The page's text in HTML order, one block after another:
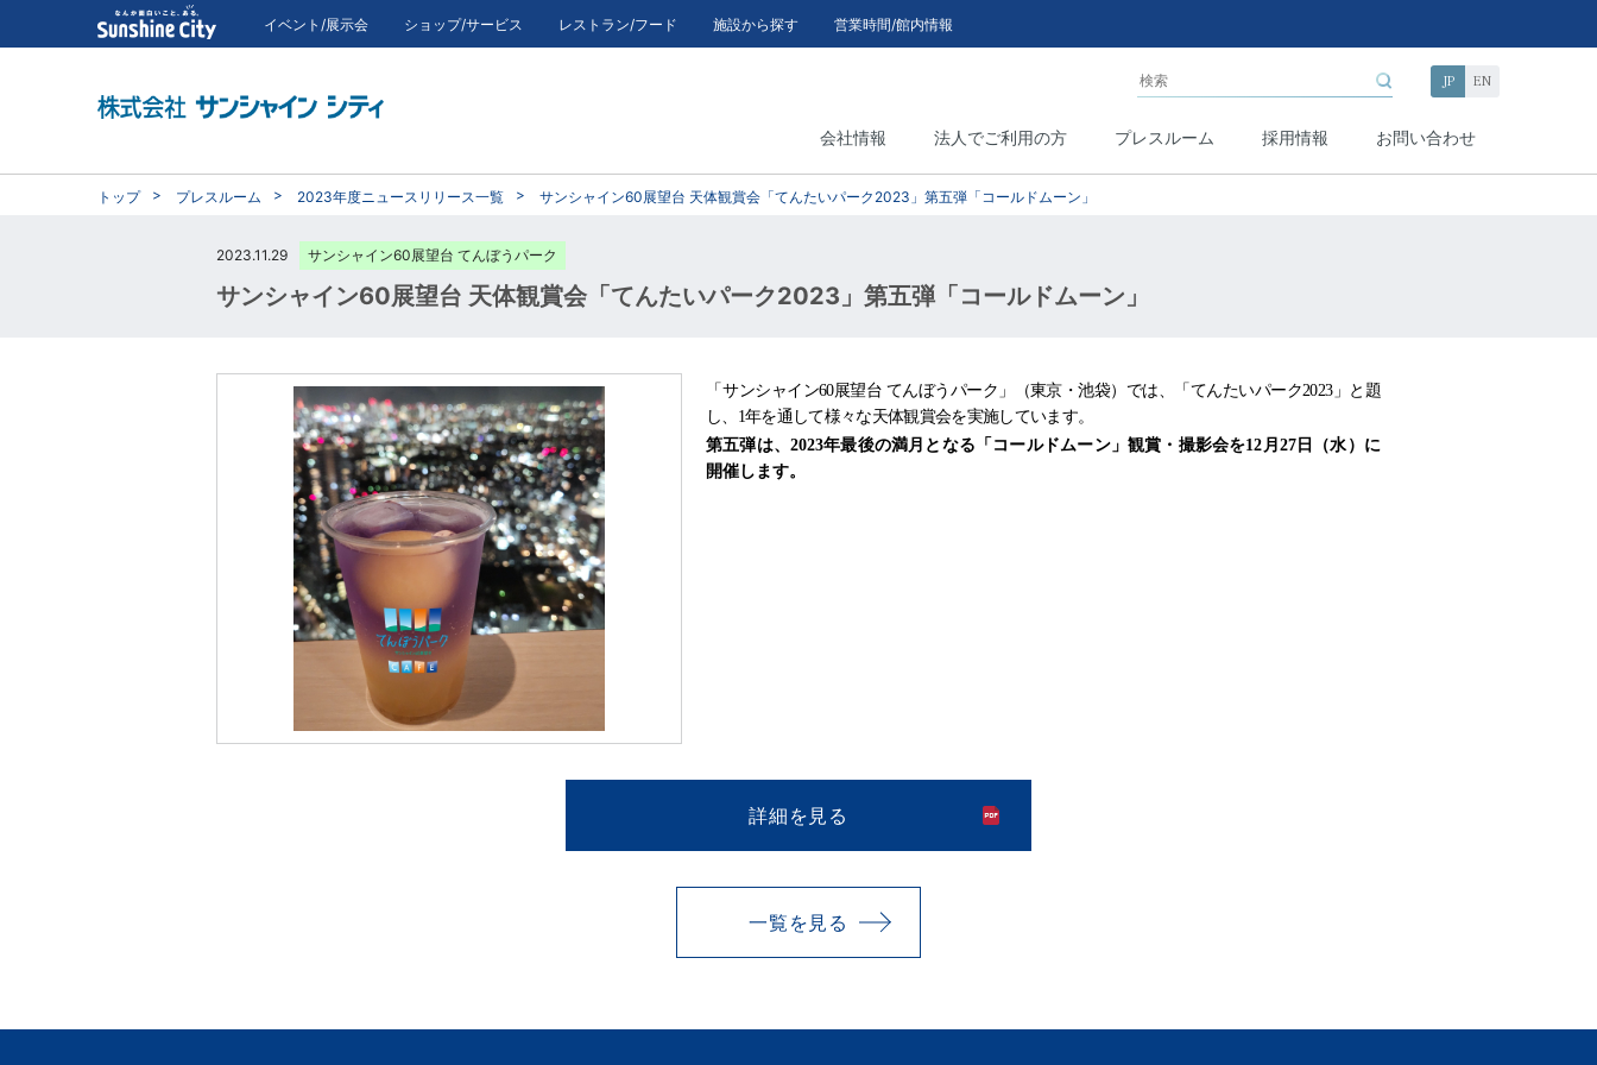
イベント/展示会 ショップ/サービス レストラン/フード 施設から探す 営業時間/館内情報
JP EN
会社情報 法人でご利用の方 プレスルーム 採用情報 お問い合わせ
トップ プレスルーム 2023年度ニュースリリース一覧 サンシャイン60展望台 天体観賞会「てんたいパーク2023」第五弾「コールドムーン」
2023.11.29 サンシャイン60展望台 てんぼうパーク
サンシャイン60展望台 天体観賞会「てんたいパーク2023」第五弾「コールドムーン」
「サンシャイン60展望台 てんぼうパーク」（東京・池袋）では、「てんたいパーク2023」と題
し、 1年を通して様々な天体観賞会を実施しています。
第五弾は、2023年最後の満月となる「コールドムーン」観賞・撮影会を12 月 27日（水）に
開催します。
詳細を見る
一覧を見る